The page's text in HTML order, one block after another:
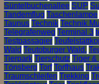
Süntelbuchenallee SUP
Tandemflug Taschenlampe
Taunus Technik Technik
Telegrafenweg Terminal 3
Testpassagier
Wald Teutoburger Wald.
Tierpark Tierschutz Tiger &
Tönsberg Torf Torfhaus
Traumschleifen Trekking